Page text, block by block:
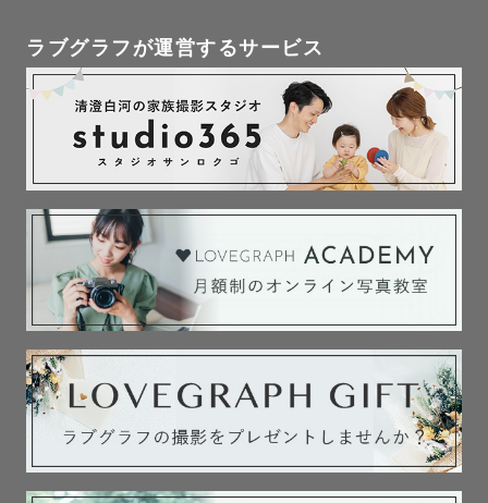
ご希望や不安な点は、どんなことでも気軽にご相談くださ
いね。
関西全域（兵庫・大阪・京都）を中心に活動しています。
ロケーション撮影など、ご希望に合わせて柔軟にご提案い
※ご連絡について
20:00〜8:00の時間帯はメッセージの返信を控えさせてい
ただいております。
ラブグラフが運営するサービス